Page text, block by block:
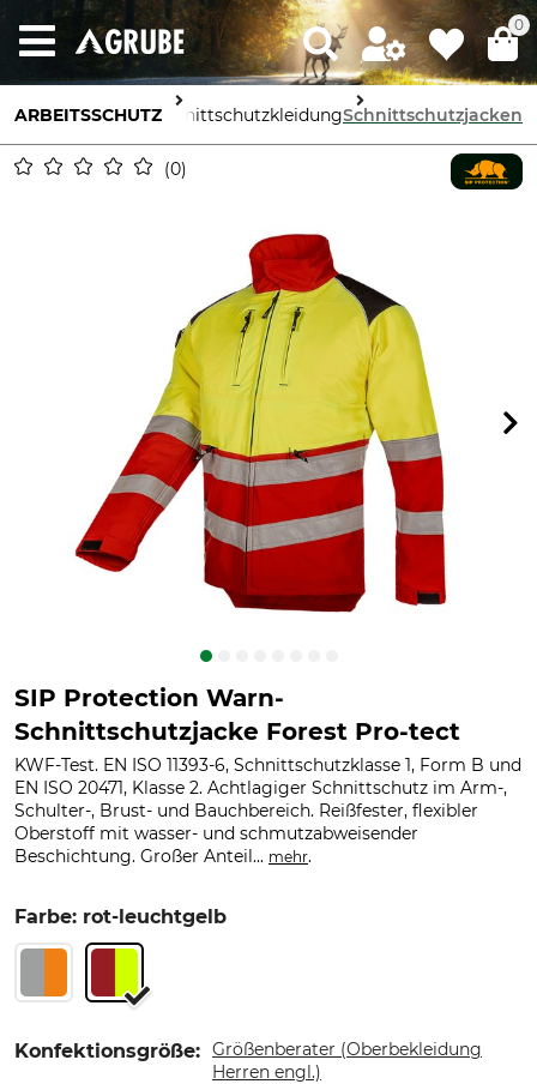
0
ARBEITSSCHUTZ
KörperschutzSchnittschutzkleidungSchnittschutzjacken
0
SIP Protection Warn-
Schnittschutzjacke Forest Pro-tect
KWF-Test. EN ISO 11393-6, Schnittschutzklasse 1, Form B und
EN ISO 20471, Klasse 2. Achtlagiger Schnittschutz im Arm-,
Schulter-, Brust- und Bauchbereich. Reißfester, flexibler
Oberstoff mit wasser- und schmutzabweisender
Beschichtung. Großer Anteil... mehr.
Farbe: rot-leuchtgelb
Konfektionsgröße: Größenberater (Oberbekleidung
Herren engl.)